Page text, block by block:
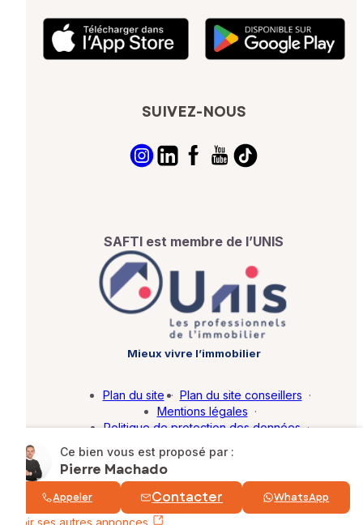
Ce bien vous est proposé par :
Pierre Machado
Appeler Contacter WhatsApp
Voir ses autres annonces
SUIVEZ-NOUS
SAFTI est membre de l’UNIS
Mieux vivre l’immobilier
© SAFTI 2026. Tous droits réservés.
Plan du site · Plan du site conseillers ·
Mentions légales ·
Politique de protection des données ·